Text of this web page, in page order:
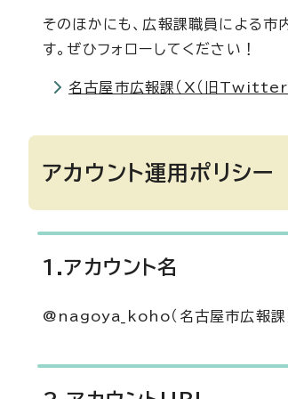
そのほかにも、広報課職員による市
す。ぜひフォローしてください！
名古屋市広報課（X（旧Twitter
アカウント運用ポリシー
1.アカウント名
@nagoya_koho（名古屋市広報課